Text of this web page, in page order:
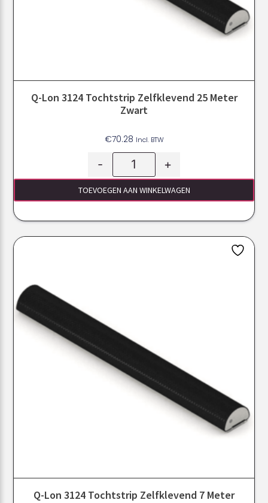
Q-Lon 3124 Tochtstrip Zelfklevend 25 Meter
Zwart
€70.28 Incl. BTW
- +
TOEVOEGEN AAN WINKELWAGEN
Q-Lon 3124 Tochtstrip Zelfklevend 7 Meter